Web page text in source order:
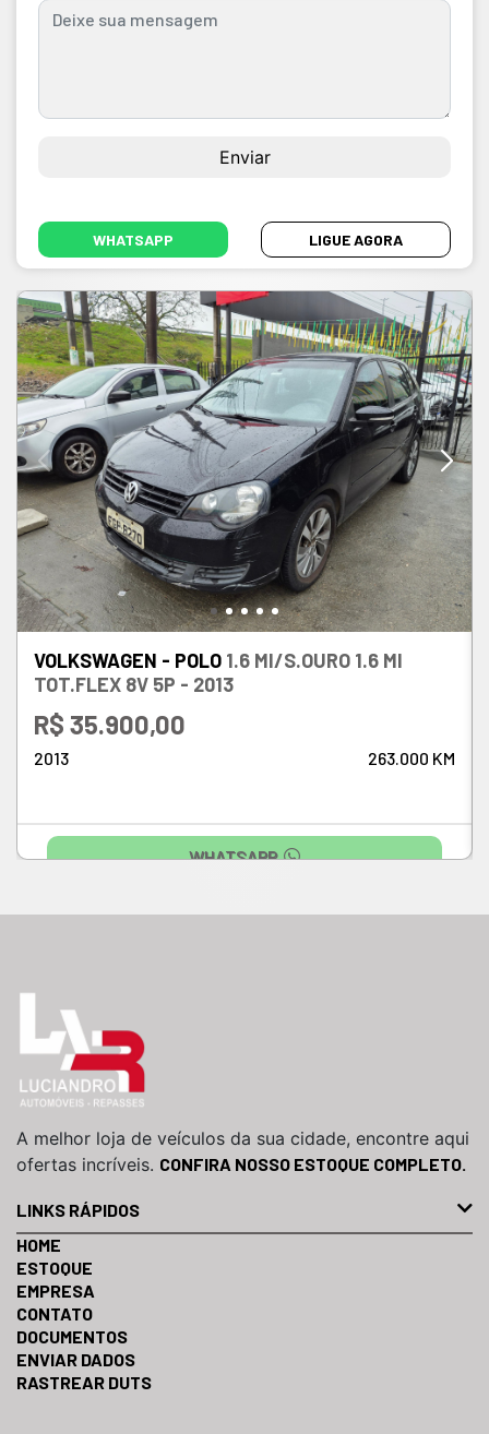
WHATSAPP LIGUE AGORA
VOLKSWAGEN - POLO 1.6 MI/S.OURO 1.6 MI
TOT.FLEX 8V 5P - 2013
R$ 35.900,00
2013 263.000 KM
WHATSAPP
A melhor loja de veículos da sua cidade, encontre aqui
ofertas incríveis. CONFIRA NOSSO ESTOQUE COMPLETO.
LINKS RÁPIDOS
HOME
ESTOQUE
EMPRESA
CONTATO
DOCUMENTOS
ENVIAR DADOS
RASTREAR DUTS